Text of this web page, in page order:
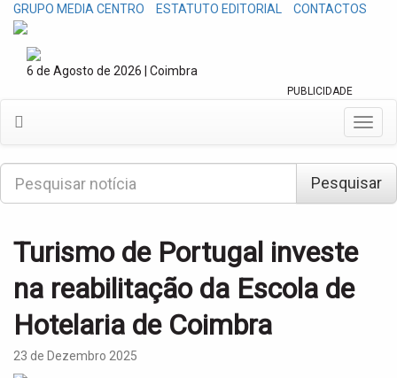
GRUPO MEDIA CENTRO ESTATUTO EDITORIAL CONTACTOS
6 de Agosto de 2026 | Coimbra
PUBLICIDADE
T
o
g
P
s
Pesquisar
Turismo de Portugal investe
na reabilitação da Escola de
Hotelaria de Coimbra
23 de Dezembro 2025